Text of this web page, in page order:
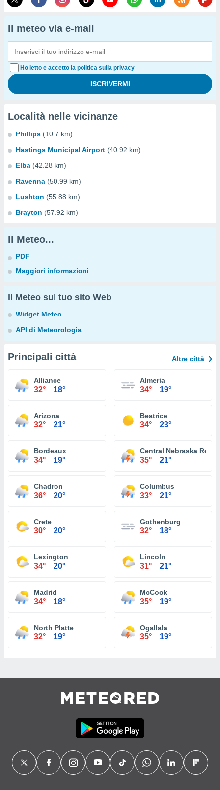
Il meteo via e-mail
Ho letto e accetto la politica sulla privacy
Località nelle vicinanze
Phillips (10.7 km)
Hastings Municipal Airport (40.92 km)
Elba (42.28 km)
Ravenna (50.99 km)
Lushton (55.88 km)
Brayton (57.92 km)
Il Meteo...
PDF
Maggiori informazioni
Il Meteo sul tuo sito Web
Widget Meteo
API di Meteorologia
Principali città Altre città
Alliance
32° 18°
Almeria
34° 19°
Arizona
32° 21°
Beatrice
34° 23°
Bordeaux
34° 19°
Central Nebraska
35° 21°
Chadron
36° 20°
Columbus
33° 21°
Crete
30° 20°
Gothenburg
32° 18°
Lexington
34° 20°
Lincoln
31° 21°
Madrid
34° 18°
McCook
35° 19°
North Platte
32° 19°
Ogallala
35° 19°